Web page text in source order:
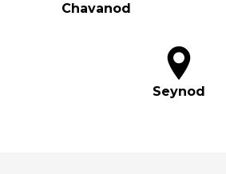
Chavanod
Seynod